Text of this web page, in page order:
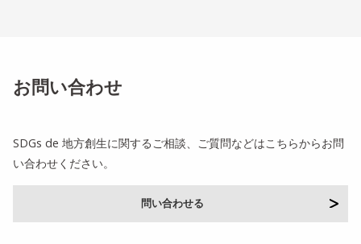
お問い合わせ
SDGs de 地方創生に関するご相談、ご質問などはこちらからお問
い合わせください。
問い合わせる